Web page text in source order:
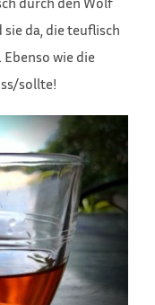
da, die teuflisch
wie die
sollte!